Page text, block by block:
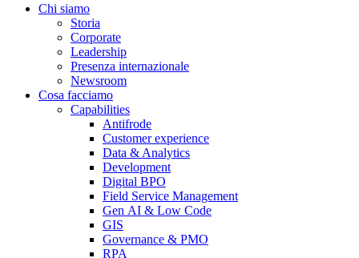
Chi siamo
Storia
Corporate
Leadership
Presenza internazionale
Newsroom
Cosa facciamo
Capabilities
Antifrode
Customer experience
Data & Analytics
Development
Digital BPO
Field Service Management
Gen AI & Low Code
GIS
Governance & PMO
RPA